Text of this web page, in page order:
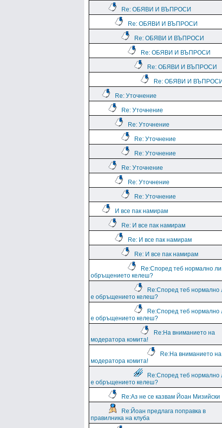
Re: ОБЯВИ И ВЪПРОСИ
Re: ОБЯВИ И ВЪПРОСИ
Re: ОБЯВИ И ВЪПРОСИ
Re: ОБЯВИ И ВЪПРОСИ
Re: ОБЯВИ И ВЪПРОСИ
Re: ОБЯВИ И
Re: Уточнение
Re: Уточнение
Re: Уточнение
Re: Уточнение
Re: Уточнение
Re: Уточнение
Re: Уточнение
Re: Уточнение
И все пак намирам
Re: И все пак намирам
Re: И все пак намирам
Re: И все пак намирам
Re:Според теб нормално
обръщението келеш?
Re:Според теб нормално
е обръщението келеш?
Re:Според теб нормално
е обръщението келеш?
Re:На вниманието на
модератора комита!
Re:На вниманието на
модератора комита!
Re:Според теб нормално
е обръщението келеш?
Re:Аз не се казвам Йоан Мизийски
Re:Йоан предлага поправка в
правилника на клуба